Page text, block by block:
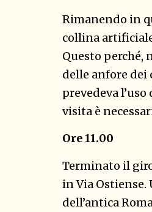
Rimanendo in
collina artificiale
Questo perché,
delle anfore
prevedeva
visita è
Ore 11.00
Terminato il
in Via
dell’antica